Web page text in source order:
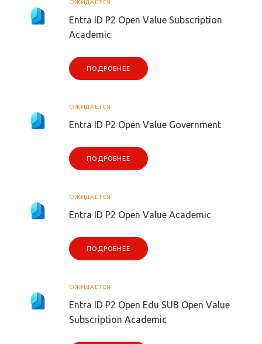
ОЖИДАЕТСЯ
Entra ID P2 Open Value Subscription
Academic
ПОДРОБНЕЕ
ОЖИДАЕТСЯ
Entra ID P2 Open Value Government
ПОДРОБНЕЕ
ОЖИДАЕТСЯ
Entra ID P2 Open Value Academic
ПОДРОБНЕЕ
ОЖИДАЕТСЯ
Entra ID P2 Open Edu SUB Open Value
Subscription Academic